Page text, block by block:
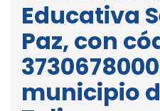
Educativa
Paz, con
municipio